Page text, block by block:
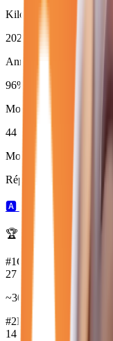
Kilométrage moyen
2025
Année moyenne
96%
Moins de 3 ans (
44
Moins de 50 000 km
Répartition par boîte de
🅰️
🏆 Marques les plus
#1CITROEN
27
~30 616
#2RENAULT
14